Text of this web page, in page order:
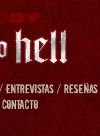
ENTREVISTAS/RESEÑAS
CONTACTO